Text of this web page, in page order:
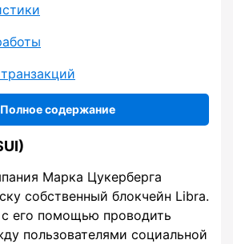
Полное содержание
Марка Цукерберга
собственный блокчейн Libra.
его помощью проводить
пользователями социальной